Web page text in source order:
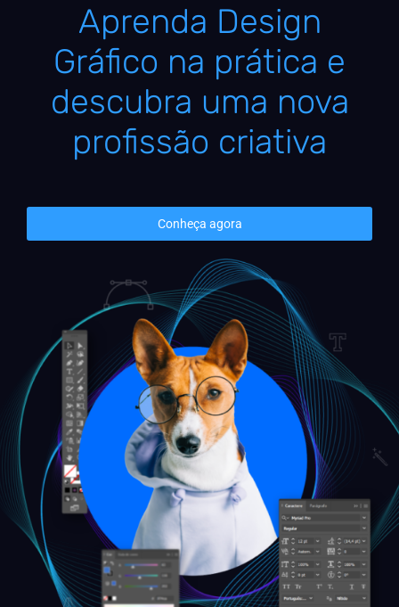
Aprenda Design
Gráfico na prática e
descubra uma nova
profissão criativa
Conheça agora